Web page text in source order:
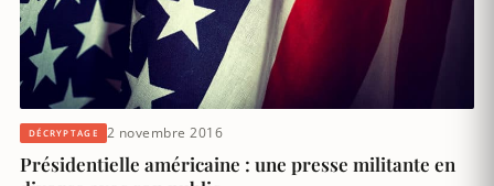
DÉCRYPTAGE 2 novembre 2016
Présidentielle américaine : une presse militante en